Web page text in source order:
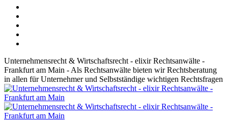
Unternehmensrecht & Wirtschaftsrecht - elixir Rechtsanwälte -
Frankfurt am Main - Als Rechtsanwälte bieten wir Rechtsberatung
in allen für Unternehmer und Selbstständige wichtigen Rechtsfragen